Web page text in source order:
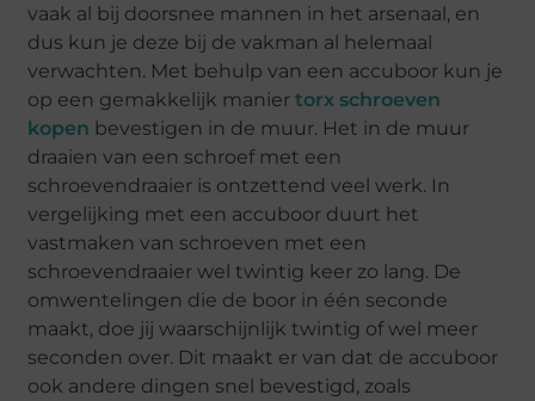
vaak al bij doorsnee mannen in het arsenaal, en
dus kun je deze bij de vakman al helemaal
verwachten. Met behulp van een accuboor kun je
op een gemakkelijk maniertorx schroeven
kopen bevestigen in de muur. Het in de muur
draaien van een schroef met een
schroevendraaier is ontzettend veel werk. In
vergelijking met een accuboor duurt het
vastmaken van schroeven met een
schroevendraaier wel twintig keer zo lang. De
omwentelingen die de boor in één seconde
maakt, doe jij waarschijnlijk twintig of wel meer
seconden over. Dit maakt er van dat de accuboor
ook andere dingen snel bevestigd, zoals